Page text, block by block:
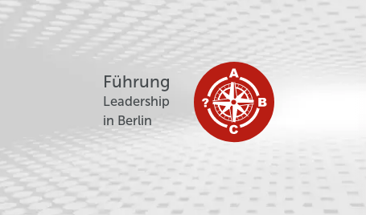
Führung
Leadership
in Berlin